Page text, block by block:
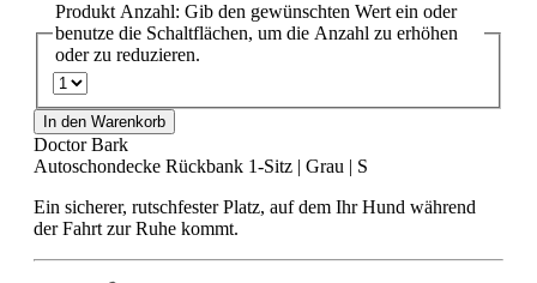
Produkt Anzahl: Gib den gewünschten Wert ein oder
benutze die Schaltflächen, um die Anzahl zu erhöhen
oder zu reduzieren.
In den Warenkorb
Doctor Bark
Autoschondecke Rückbank 1-Sitz | Grau | S
Ein sicherer, rutschfester Platz, auf dem Ihr Hund während
der Fahrt zur Ruhe kommt.